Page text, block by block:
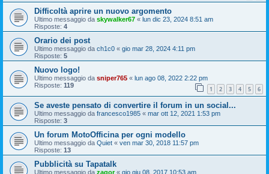
Difficoltà aprire un nuovo argomento
Ultimo messaggio da skywalker67 « lun dic 23, 2024 8:51 am
Risposte: 4
Orario dei post
Ultimo messaggio da ch1c0 « gio mar 28, 2024 4:11 pm
Risposte: 5
Nuovo logo!
Ultimo messaggio da sniper765 « lun ago 08, 2022 2:22 pm
Risposte: 119 1 2 3 4 5 6
Se aveste pensato di convertire il forum in un social...
Ultimo messaggio da francesco1985 « mar ott 12, 2021 1:53 pm
Risposte: 3
Un forum MotoOfficina per ogni modello
Ultimo messaggio da Quiet « ven mar 30, 2018 11:57 pm
Risposte: 13
Pubblicità su Tapatalk
Ultimo messaggio da zagor« gio giu 08, 2017 10:53 am